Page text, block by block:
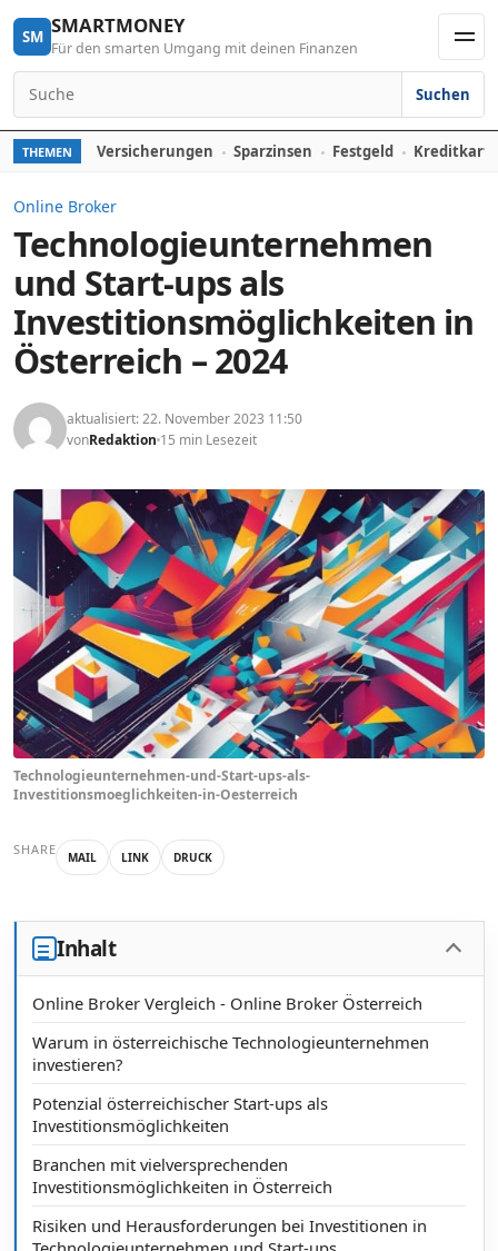
Skip to content
SM SMARTMONEY
Für den smarten Umgang mit deinen Finanzen
Search for:
Suchen
THEMEN Versicherungen Sparzinsen Festgeld
Online Broker
Technologieunternehmen
und Start-ups als
Investitionsmöglichkeiten in
Österreich – 2024
aktualisiert: 22. November 2023 11:50
vonRedaktion 15 min Lesezeit
Technologieunternehmen-und-Start-ups-als-
Investitionsmoeglichkeiten-in-Oesterreich
SHARE MAIL LINK DRUCK
Inhalt
Online Broker Vergleich - Online Broker Österreich
Warum in österreichische Technologieunternehmen
investieren?
Potenzial österreichischer Start-ups als
Investitionsmöglichkeiten
Branchen mit vielversprechenden
Investitionsmöglichkeiten in Österreich
Risiken und Herausforderungen bei Investitionen in